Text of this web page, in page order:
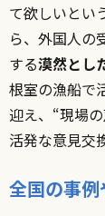
て欲しいとい
ら、外国人の
する漠然とし
根室の漁船で
迎え、“現場
活発な意見交
全国の事